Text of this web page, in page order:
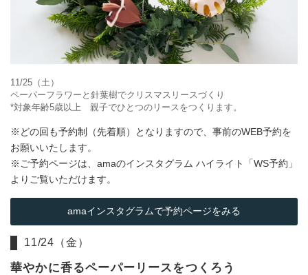
11/25（土）
ペーパーフラワーと針葉樹でクリスマスリースづくり
*対象年齢5歳以上 親子でひとつのリースをつくります。
※どの回も予約制（先着順）となりますので、事前のWEB予約を
お願いいたします。
※ご予約ページは、amaのインスタグラム ハイライト「WS予約」
よりご覧いただけます。
amaインスタグラムで予約ページをみる
11/24（金）
華やかに香るペーパーリースをつくろう